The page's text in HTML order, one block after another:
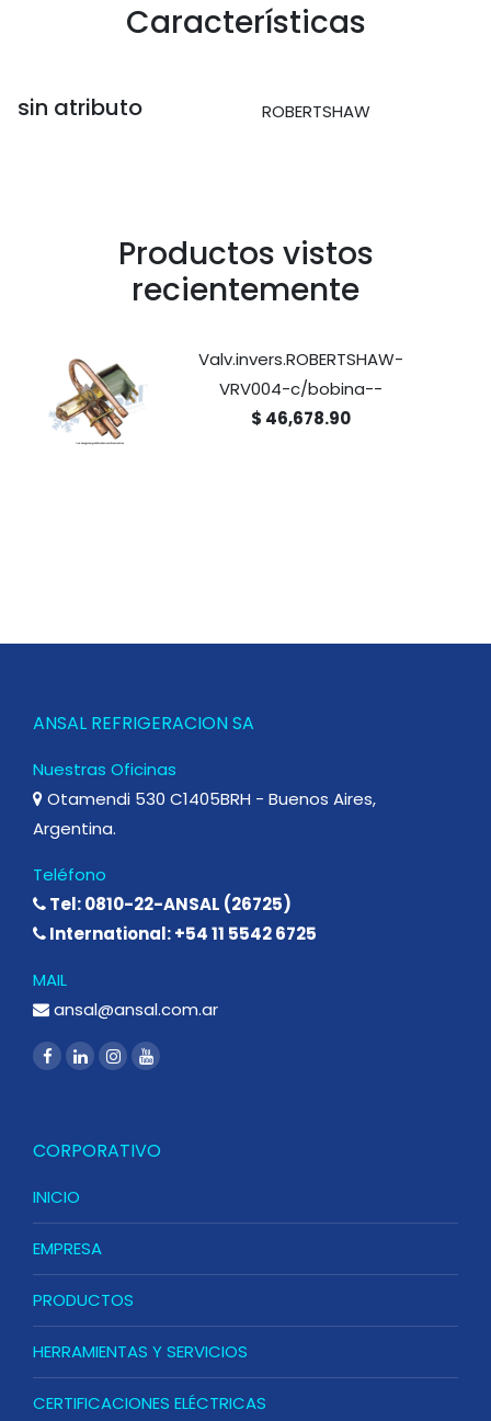
Características
sin atributo ROBERTSHAW
Productos vistos
recientemente
Valv.invers.ROBERTSHAW-
VRV004-c/bobina--
$ 46,678.90
ANSAL REFRIGERACION SA
Nuestras Oficinas
Otamendi 530 C1405BRH - Buenos Aires,
Argentina.
Teléfono
Tel: 0810-22-ANSAL (26725)
International: +54 11 5542 6725
MAIL
ansal@ansal.com.ar
CORPORATIVO
INICIO
EMPRESA
PRODUCTOS
HERRAMIENTAS Y SERVICIOS
CERTIFICACIONES ELÉCTRICAS